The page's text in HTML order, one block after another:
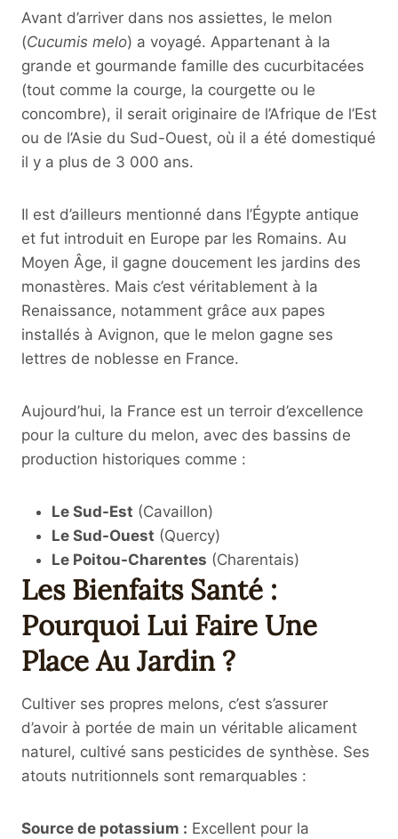
Avant d’arriver dans nos assiettes, le melon
(Cucumis melo) a voyagé. Appartenant à la
grande et gourmande famille des cucurbitacées
(tout comme la courge, la courgette ou le
concombre), il serait originaire de l’Afrique de l’Est
ou de l’Asie du Sud-Ouest, où il a été domestiqué
il y a plus de 3 000 ans.
Il est d’ailleurs mentionné dans l’Égypte antique
et fut introduit en Europe par les Romains. Au
Moyen Âge, il gagne doucement les jardins des
monastères. Mais c’est véritablement à la
Renaissance, notamment grâce aux papes
installés à Avignon, que le melon gagne ses
lettres de noblesse en France.
Aujourd’hui, la France est un terroir d’excellence
pour la culture du melon, avec des bassins de
production historiques comme :
Le Sud-Est (Cavaillon)
Le Sud-Ouest (Quercy)
Le Poitou-Charentes (Charentais)
Les Bienfaits Santé :
Pourquoi Lui Faire Une
Place Au Jardin ?
Cultiver ses propres melons, c’est s’assurer
d’avoir à portée de main un véritable alicament
naturel, cultivé sans pesticides de synthèse. Ses
atouts nutritionnels sont remarquables :
Source de potassium : Excellent pour la